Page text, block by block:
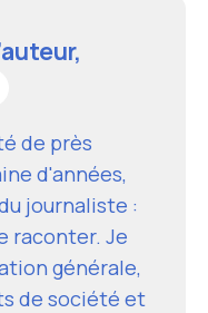
de près
d'années,
journaliste :
raconter. Je
générale,
de société et